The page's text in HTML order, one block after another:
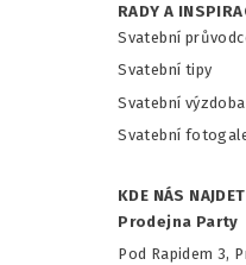
RADY A
Svatební
Svatební tipy
Svatební výzdoba
Svatební
KDE NÁS
Prodejna Party
Pod Rapidem 3,